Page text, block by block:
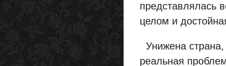
представлялась
целом и
Унижена
реальная